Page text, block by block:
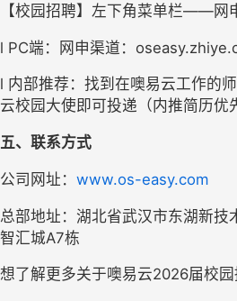
【校园招聘】左下角菜单栏——网
l PC端：网申渠道：
l 内部推荐：找到在噢易云工作的
云校园大使即可投递（内推简历优
五、联系方式
公司网址： www.os-easy.com
总部地址：湖北省武汉市东湖新技
智汇城A7栋
想了解更多关于噢易云2026届校